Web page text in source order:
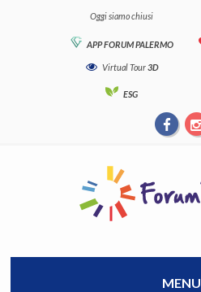
Oggi siamo chiusi
APP FORUM PALERMO
Virtual Tour3D
ESG
MENU